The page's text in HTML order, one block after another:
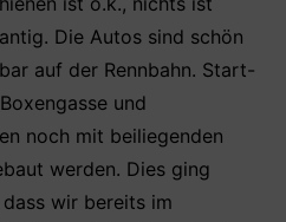
Die Autos sind schön
auf der Rennbahn. Start-
und
noch mit beiliegenden
werden. Dies ging
wir bereits im